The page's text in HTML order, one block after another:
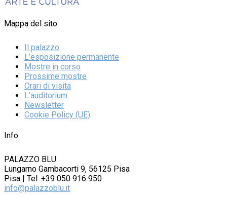
Mappa del sito
Il palazzo
L’esposizione permanente
Mostre in corso
Prossime mostre
Orari di visita
L’auditorium
Newsletter
Cookie Policy (UE)
Info
PALAZZO BLU
Lungarno Gambacorti 9, 56125 Pisa
Pisa | Tel. +39 050 916 950
info@palazzoblu.it